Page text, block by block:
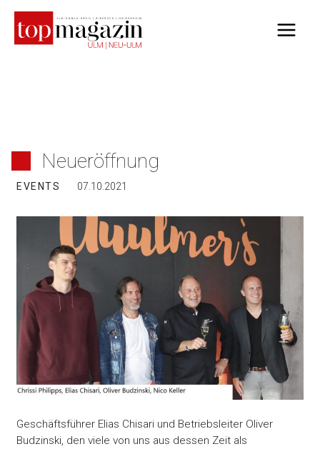
Inhalt
springen
Neueröffnung
EVENTS 07.10.2021
Geschäftsführer Elias Chisari und Betriebsleiter Oliver
Budzinski, den viele von uns aus dessen Zeit als